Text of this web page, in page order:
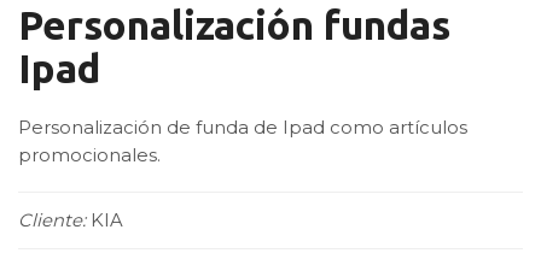
Personalización fundas
Ipad
Personalización de funda de Ipad como artículos
promocionales.
Cliente: KIA